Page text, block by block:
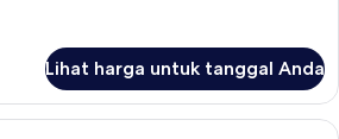
Lihat harga untuk tanggal Anda
Chalet | Setrika/meja setrika dan